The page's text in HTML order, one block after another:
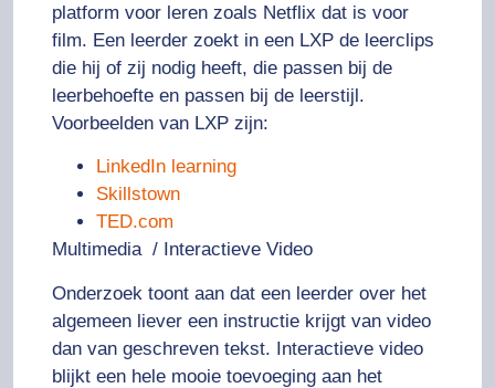
platform voor leren zoals Netflix dat is voor
film. Een leerder zoekt in een LXP de leerclips
die hij of zij nodig heeft, die passen bij de
leerbehoefte en passen bij de leerstijl.
Voorbeelden van LXP zijn:
LinkedIn learning
Skillstown
TED.com
Multimedia / Interactieve Video
Onderzoek toont aan dat een leerder over het
algemeen liever een instructie krijgt van video
dan van geschreven tekst. Interactieve video
blijkt een hele mooie toevoeging aan het